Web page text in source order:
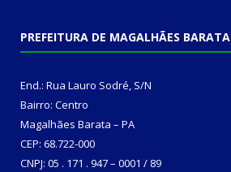
PREFEITURA DE MAGALHÃES BARATA
End.: Rua Lauro Sodré, S/N
Bairro: Centro
Magalhães Barata – PA
CEP: 68.722-000
CNPJ: 05 . 171 . 947 – 0001 / 89